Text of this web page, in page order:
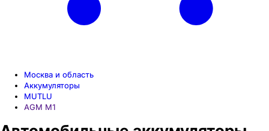
Москва и область
Аккумуляторы
MUTLU
AGM M1